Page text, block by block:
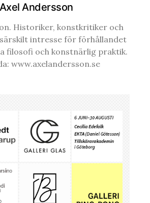
Axel Andersson
Historiker, konstkritiker och
intresse för förhållandet
filosofi och konstnärlig praktik.
www.axelandersson.se